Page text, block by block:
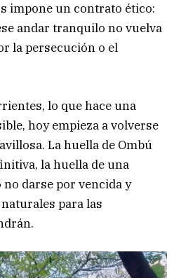
impone un contrato ético:
andar tranquilo no vuelva
la persecución o el
lo que hace una
hoy empieza a volverse
La huella de Ombú
la huella de una
darse por vencida y
para las